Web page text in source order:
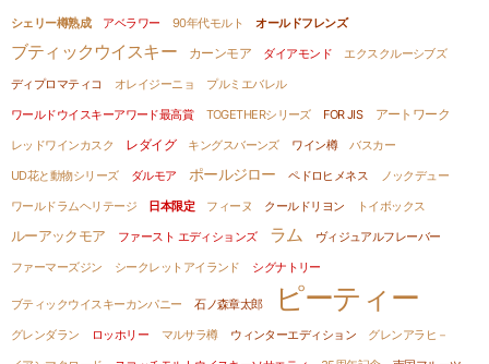
シェリー樽熟成
アベラワー 90年代モルト オールドフレンズ
ブティックウイスキー カーンモア ダイアモンド
エクスクルーシブズ
ディプロマティコ
オレイジーニョ
プルミエバレル
ワールドウイスキーアワード最高賞
TOGETHERシリーズ FOR JIS アートワーク
レッドワインカスク レダイグ キングスバーンズ ワイン樽
バスカー
UD花と動物シリーズ
ダルモア ポールジロー ペドロヒメネス
ノックデュー
ワールドラムヘリテージ
日本限定 フィーヌ クールドリヨン トイボックス
ルーアックモア ファースト エディションズ ラム
ヴィジュアルフレーバー
ファーマーズジン
シークレットアイランド シグナトリー
ブティックウイスキーカンパニー 石ノ森章太郎 ピーティー
グレンダラン ロッホリー マルサラ樽 ウィンターエディション
グレンアラヒ－